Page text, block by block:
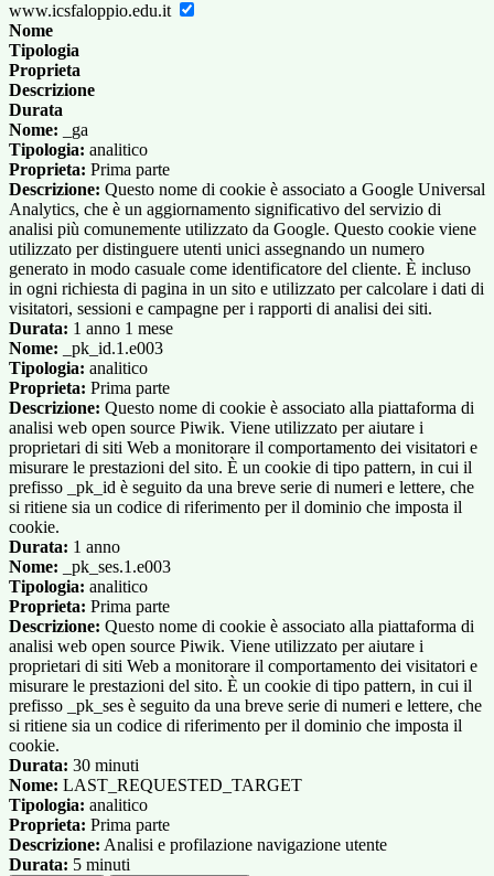
www.icsfaloppio.edu.it
Nome
Tipologia
Proprieta
Descrizione
Durata
Nome: _ga
Tipologia: analitico
Proprieta: Prima parte
Descrizione: Questo nome di cookie è associato a Google Universal
Analytics, che è un aggiornamento significativo del servizio di
analisi più comunemente utilizzato da Google. Questo cookie viene
utilizzato per distinguere utenti unici assegnando un numero
generato in modo casuale come identificatore del cliente. È incluso
in ogni richiesta di pagina in un sito e utilizzato per calcolare i dati di
visitatori, sessioni e campagne per i rapporti di analisi dei siti.
Durata: 1 anno 1 mese
Nome: _pk_id.1.e003
Tipologia: analitico
Proprieta: Prima parte
Descrizione: Questo nome di cookie è associato alla piattaforma di
analisi web open source Piwik. Viene utilizzato per aiutare i
proprietari di siti Web a monitorare il comportamento dei visitatori e
misurare le prestazioni del sito. È un cookie di tipo pattern, in cui il
prefisso _pk_id è seguito da una breve serie di numeri e lettere, che
si ritiene sia un codice di riferimento per il dominio che imposta il
cookie.
Durata: 1 anno
Nome: _pk_ses.1.e003
Tipologia: analitico
Proprieta: Prima parte
Descrizione: Questo nome di cookie è associato alla piattaforma di
analisi web open source Piwik. Viene utilizzato per aiutare i
proprietari di siti Web a monitorare il comportamento dei visitatori e
misurare le prestazioni del sito. È un cookie di tipo pattern, in cui il
prefisso _pk_ses è seguito da una breve serie di numeri e lettere, che
si ritiene sia un codice di riferimento per il dominio che imposta il
cookie.
Durata: 30 minuti
Nome: LAST_REQUESTED_TARGET
Tipologia: analitico
Proprieta: Prima parte
Descrizione: Analisi e profilazione navigazione utente
Durata: 5 minuti